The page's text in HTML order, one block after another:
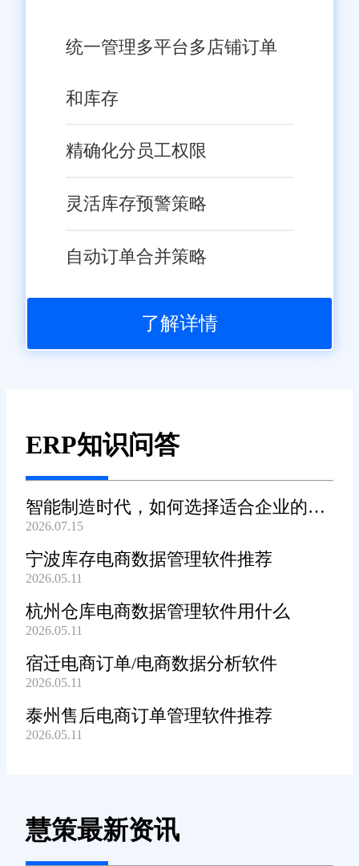
统一管理多平台多店铺订单
和库存
精确化分员工权限
灵活库存预警策略
自动订单合并策略
了解详情
ERP知识问答
智能制造时代，如何选择适合企业的
WMS系统?
2026.07.15
宁波库存电商数据管理软件推荐
2026.05.11
杭州仓库电商数据管理软件用什么
2026.05.11
宿迁电商订单/电商数据分析软件
2026.05.11
泰州售后电商订单管理软件推荐
2026.05.11
慧策最新资讯